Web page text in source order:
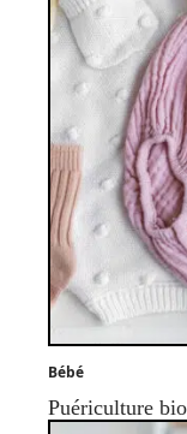
Bébé
Puériculture